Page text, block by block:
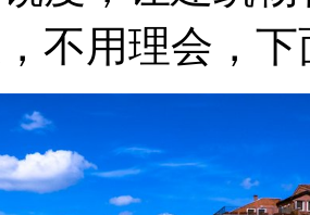
不用理会，